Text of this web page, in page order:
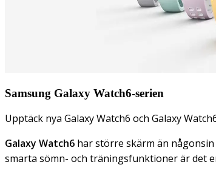
Samsung Galaxy Watch6-serien
Upptäck nya Galaxy Watch6 och Galaxy
Galaxy Watch6 har större skärm än
smarta sömn- och träningsfunktioner är det